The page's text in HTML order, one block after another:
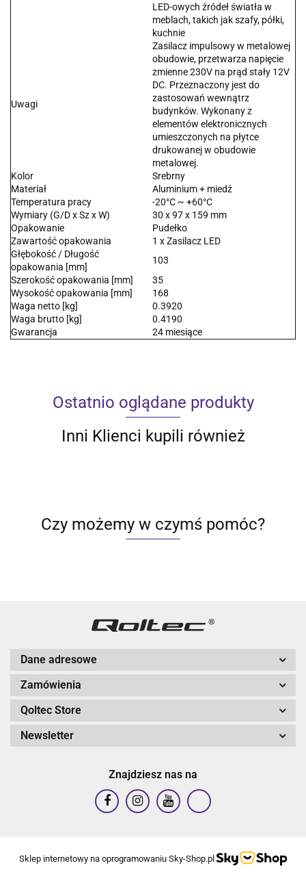
LED-owych źródeł światła w
meblach, takich jak szafy, półki,
kuchnie
Uwagi
Zasilacz impulsowy w metalowej
obudowie, przetwarza napięcie
zmienne 230V na prąd stały 12V
DC. Przeznaczony jest do
zastosowań wewnątrz
budynków. Wykonany z
elementów elektronicznych
umieszczonych na płytce
drukowanej w obudowie
metalowej.
Kolor
Srebrny
Materiał
Aluminium + miedź
Temperatura pracy
-20°C ~ +60°C
Wymiary (G/D x Sz x W)
30 x 97 x 159 mm
Opakowanie
Pudełko
Zawartość opakowania
1 x Zasilacz LED
Głębokość / Długość
opakowania [mm]
103
Szerokość opakowania [mm]
35
Wysokość opakowania [mm]
168
Waga netto [kg]
0.3920
Waga brutto [kg]
0.4190
Gwarancja
24 miesiące
Ostatnio oglądane produkty
Inni Klienci kupili również
Czy możemy w czymś pomóc?
Dane adresowe
Zamówienia
Qoltec Store
Newsletter
Znajdziesz nas na
Sklep internetowy na oprogramowaniu Sky-Shop.pl